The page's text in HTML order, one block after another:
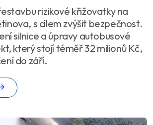
rizikové křižovatky na
s cílem zvýšit bezpečnost.
silnice a úpravy autobusové
který stojí téměř 32 milionů Kč,
do září.